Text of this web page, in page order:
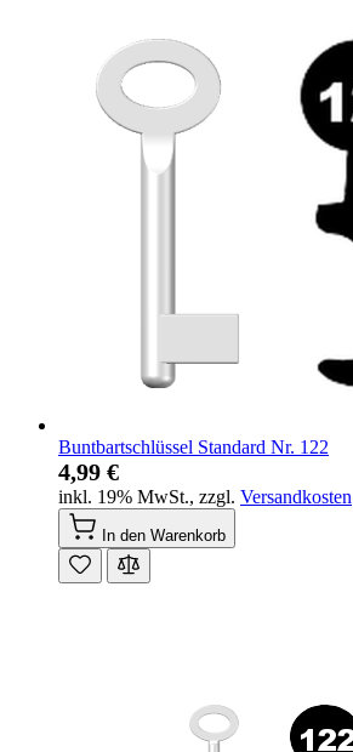
Buntbartschlüssel Standard Nr. 122
4,99 €
inkl. 19% MwSt., zzgl. Versandkosten
In den Warenkorb